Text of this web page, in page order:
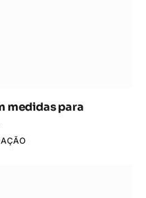
medidas para